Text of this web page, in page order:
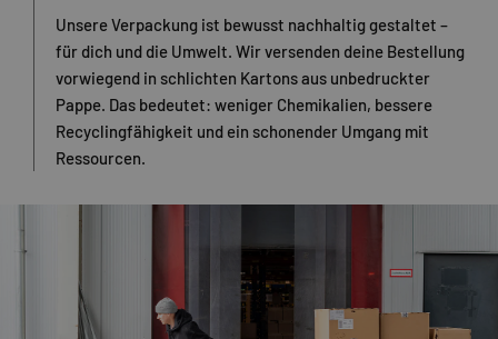
Unsere Verpackung ist bewusst nachhaltig gestaltet –
für dich und die Umwelt. Wir versenden deine Bestellung
vorwiegend in schlichten Kartons aus unbedruckter
Pappe. Das bedeutet: weniger Chemikalien, bessere
Recyclingfähigkeit und ein schonender Umgang mit
Ressourcen.